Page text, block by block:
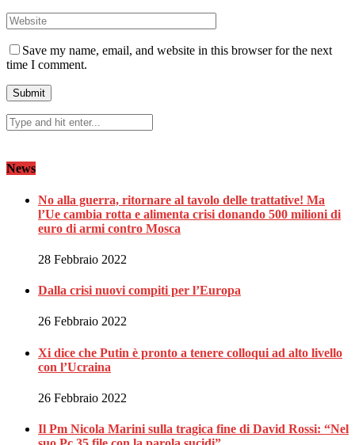
Save my name, email, and website in this browser for the next
time I comment.
News
No alla guerra, ritornare al tavolo delle trattative! Ma
l’Ue cambia rotta e alimenta crisi donando 500 milioni di
euro di armi contro Mosca
28 Febbraio 2022
Dalla crisi nuovi compiti per l’Europa
26 Febbraio 2022
Xi dice che Putin è pronto a tenere colloqui ad alto livello
con l’Ucraina
26 Febbraio 2022
Il Pm Nicola Marini sulla tragica fine di David Rossi: “Nel